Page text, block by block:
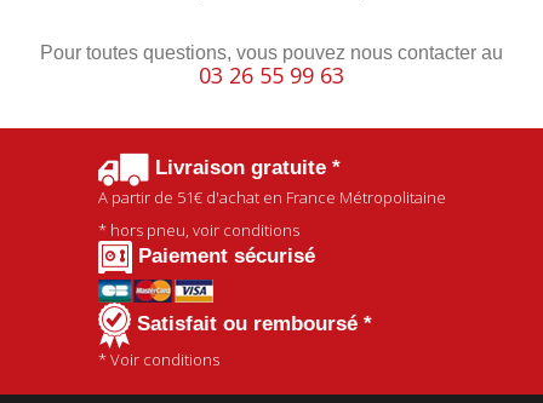
Pour toutes questions, vous pouvez nous contacter au
03 26 55 99 63
Livraison gratuite *
A partir de 51€d'achat en France Métropolitaine
* hors pneu, voir conditions
Paiement sécurisé
Satisfait ou remboursé *
* Voir conditions